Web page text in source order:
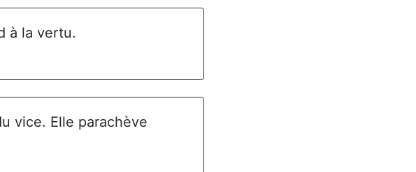
à la vertu.
vice. Elle parachève